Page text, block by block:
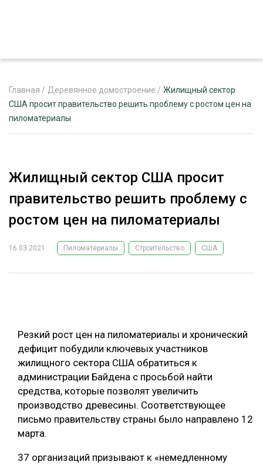
ЖУРНАЛ «ЛЕСНОЙ КОМПЛЕКС»
РЕКЛАМОДАТЕЛЯМ
ЛЕСОЗАГОТОВКА
ЛЕСОВОССТАНОВЛЕНИЕ И ЗАЩИТА
ЛОГИСТИКА
ПРОИЗВОДСТВО ДРЕВЕСНЫХ ПЛИТ
ЦБП
КОМПЛЕКСНАЯ ПЕРЕРАБОТКА
ЛЕСОПИЛЕНИЕ
ТЕМАТИЧЕСКИЕ ПРОЕКТЫ
ПОДБОРКИ СТАТЕЙ
ЭКСПЕРТНОЕ МНЕНИЕ
Главная / Деревянное домостроение / Жилищный сектор
США просит правительство решить проблему с ростом цен на
пиломатериалы
Жилищный сектор США просит
правительство решить проблему с
ростом цен на пиломатериалы
16.03.2021 Пиломатериалы Строительство США
Резкий рост цен на пиломатериалы и хронический
дефицит побудили ключевых участников
жилищного сектора США обратиться к
администрации Байдена с просьбой найти
средства, которые позволят увеличить
производство древесины. Соответствующее
письмо правительству страны было направлено 12
марта.
37 организаций призывают к «немедленному